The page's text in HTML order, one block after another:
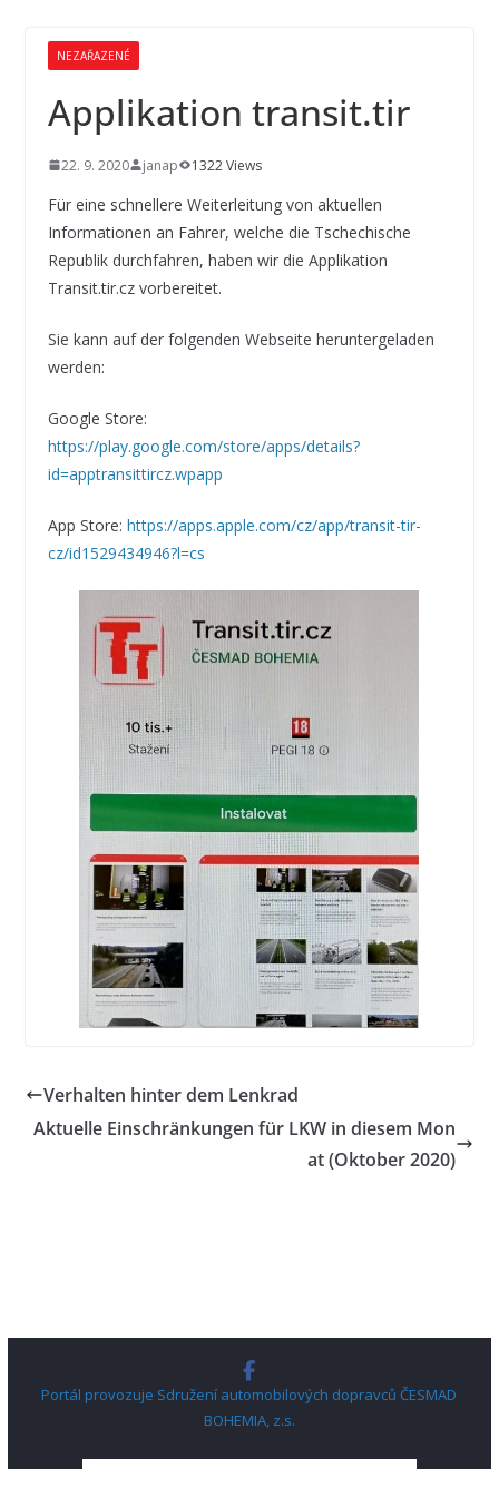
NEZAŘAZENÉ
Applikation transit.tir
22. 9. 2020 janap 1322 Views
Für eine schnellere Weiterleitung von aktuellen
Informationen an Fahrer, welche die Tschechische
Republik durchfahren, haben wir die Applikation
Transit.tir.cz vorbereitet.
Sie kann auf der folgenden Webseite heruntergeladen
werden:
Google Store:
https://play.google.com/store/apps/details?
id=apptransittircz.wpapp
App Store: https://apps.apple.com/cz/app/transit-tir-
cz/id1529434946?l=cs
Verhalten hinter dem Lenkrad
Aktuelle Einschränkungen für LKW in diesem Mon
at (Oktober 2020)
Portál provozuje Sdružení automobilových dopravců ČESMAD
BOHEMIA, z.s.